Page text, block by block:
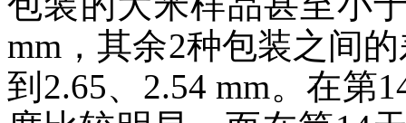
mm，其余2种包装之间
到2.65、2.54 mm。在第